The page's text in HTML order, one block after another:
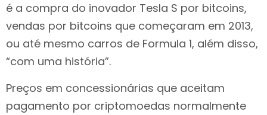
é a compra do inovador Tesla S por bitcoins,
vendas por bitcoins que começaram em 2013,
ou até mesmo carros de Formula 1, além disso,
“com uma história”.
Preços em concessionárias que aceitam
pagamento por criptomoedas normalmente